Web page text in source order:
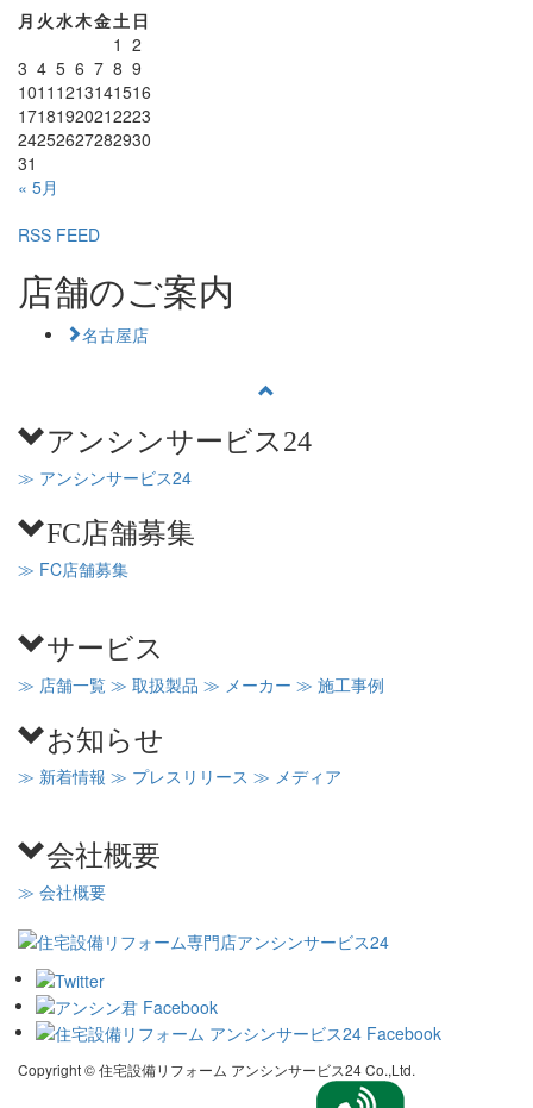
月 火水木金土 日
1 2
3 4 5 6 7 8 9
1011 1213141516
17181920212223
24252627282930
31
« 5月
RSS FEED
店舗のご案内
名古屋店
アンシンサービス24
≫ アンシンサービス24
FC店舗募集
≫ FC店舗募集
サービス
≫ 店舗一覧 ≫ 取扱製品 ≫ メーカー ≫ 施工事例
お知らせ
≫ 新着情報 ≫ プレスリリース ≫ メディア
会社概要
≫ 会社概要
Copyright © 住宅設備リフォーム アンシンサービス24 Co.,Ltd.